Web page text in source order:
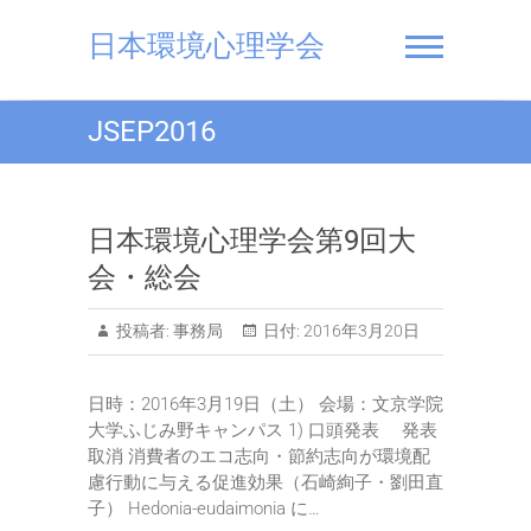
日本環境心理学会
JSEP2016
日本環境心理学会第9回大
会・総会
投稿者: 事務局 日付: 2016年3月20日
日時：2016年3月19日（土） 会場：文京学院
大学ふじみ野キャンパス 1) 口頭発表 発表
取消 消費者のエコ志向・節約志向が環境配
慮行動に与える促進効果（石崎絢子・劉田直
子） Hedonia-eudaimonia に…